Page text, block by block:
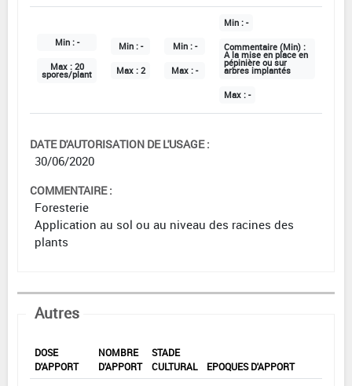
Min : -
Max : 20
spores/plant
Min : -
Max : 2
Min : -
Max : -
Min : -
Commentaire (Min) :
A la mise en place en
pépinière ou sur
arbres implantés
Max : -
DATE D'AUTORISATION DE L'USAGE :
30/06/2020
COMMENTAIRE :
Foresterie
Application au sol ou au niveau des racines des
plants
Autres
DOSE
D'APPORT
NOMBRE
D'APPORT
STADE
CULTURAL
EPOQUES D'APPORT